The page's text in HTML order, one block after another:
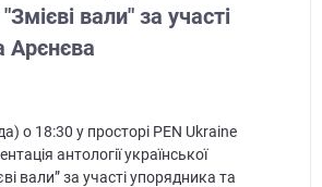
вали" за участі
Арєнєва
о 18:30 у просторі PEN Ukraine
антології української
вали” за участі упорядника та